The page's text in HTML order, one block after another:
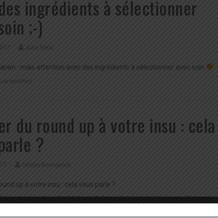
ingrédients à sélectionner
;-)
Julia Sena
: mais attention avec des ingrédients à sélectionner avec soin
recettes
du round up à votre insu : cela
?
Cécilia Bourgeois
up à votre insu : cela vous parle ?
ans,Adultes,Blog,De 0 à 3 ans,Enfants de 3 à 10 ans,Femmes allaitantes,